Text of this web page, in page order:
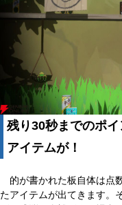
残り30秒までのポ
アイテムが！
的が書かれた板自体は点
たアイテムが出てきます。